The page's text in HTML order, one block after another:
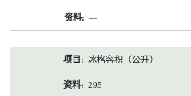
—
冰格容积（公升）
295